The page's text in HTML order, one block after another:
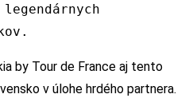
by Tour de France aj tento
v úlohe hrdého partnera.